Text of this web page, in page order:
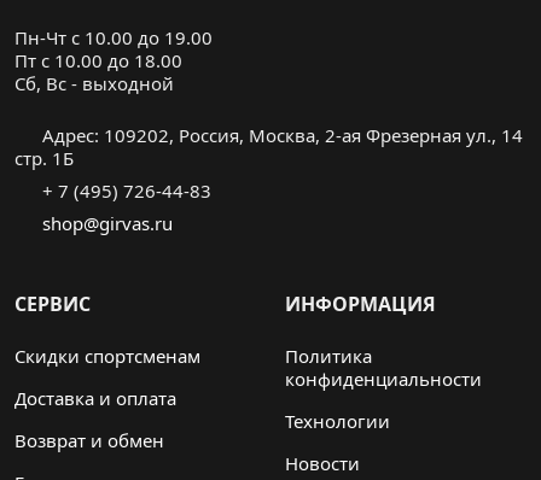
Пн-Чт с 10.00 до 19.00
Пт с 10.00 до 18.00
Cб, Вс - выходной
Адрес: 109202, Россия, Москва, 2-ая Фрезерная ул., 14
стр. 1Б
+ 7 (495) 726-44-83
shop@girvas.ru
СЕРВИС
Скидки спортсменам
Доставка и оплата
Возврат и обмен
ИНФОРМАЦИЯ
Политика
конфиденциальности
Технологии
Новости